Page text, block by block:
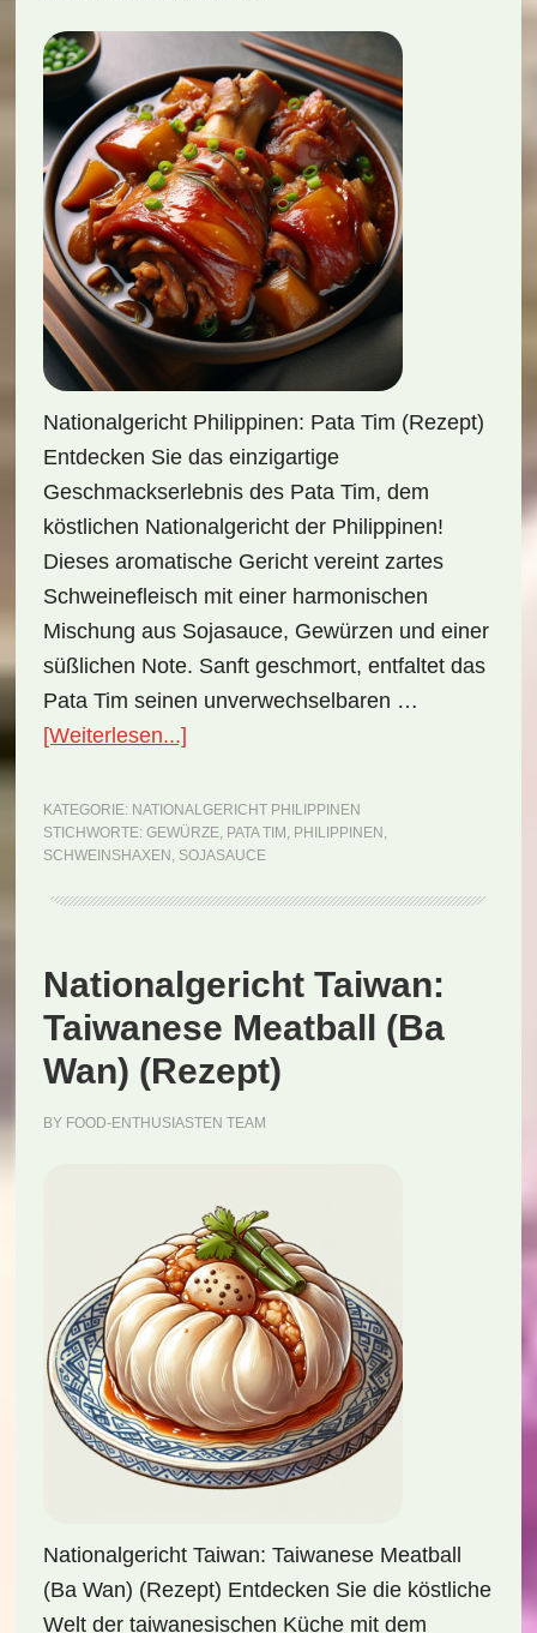
Nationalgericht Philippinen: Pata Tim (Rezept)
Entdecken Sie das einzigartige
Geschmackserlebnis des Pata Tim, dem
köstlichen Nationalgericht der Philippinen!
Dieses aromatische Gericht vereint zartes
Schweinefleisch mit einer harmonischen
Mischung aus Sojasauce, Gewürzen und einer
süßlichen Note. Sanft geschmort, entfaltet das
Pata Tim seinen unverwechselbaren …
[Weiterlesen...]ÜberNationalgericht
Pata
Tim
KATEGORIE: NATIONALGERICHT PHILIPPINEN
STICHWORTE: GEWÜRZE, PATA TIM , PHILIPPINEN ,
SCHWEINSHAXEN , SOJASAUCE
Nationalgericht Taiwan:
Taiwanese Meatball (Ba
Wan) (Rezept)
BY FOOD-ENTHUSIASTEN TEAM
Nationalgericht Taiwan: Taiwanese Meatball
(Ba Wan) (Rezept) Entdecken Sie die köstliche
Welt der taiwanesischen Küche mit dem